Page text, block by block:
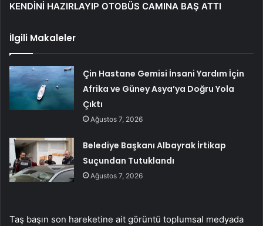
KENDİNİ HAZIRLAYIP OTOBÜS CAMINA BAŞ ATTI
İlgili Makaleler
Çin Hastane Gemisi İnsani Yardım İçin
Afrika ve Güney Asya’ya Doğru Yola
Çıktı
Ağustos 7, 2026
Belediye Başkanı Albayrak İrtikap
Suçundan Tutuklandı
Ağustos 7, 2026
Taş başın son hareketine ait görüntü toplumsal medyada